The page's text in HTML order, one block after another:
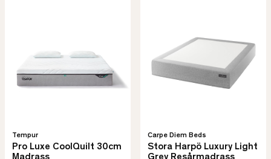
Tempur
Pro Luxe CoolQuilt 30cm
Carpe Diem Beds
Stora Harpö Luxury Light